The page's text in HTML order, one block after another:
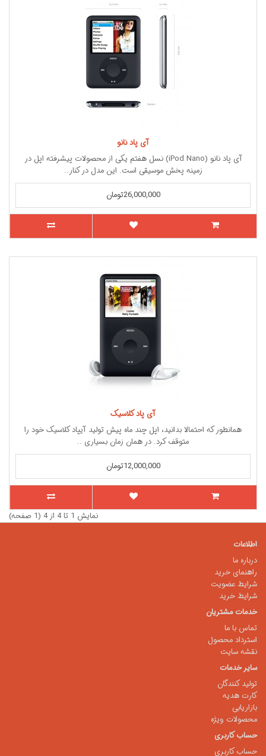
آی پاد نانو
آی پاد نانو (iPod Nano) نسل هفتم یکی از محصولات پیشرفته اپل در
زمینه پخش موسیقی است. این مدل در کنار..
26,000,000تومان
آی پاد کلاسیک
همانطور که احتمالا بدانید، اپل چند ماه پیش تولید آیپاد کلاسیک خود را
متوقف کرد. در همان زمان بسیاری ..
12,000,000تومان
نمایش 1 تا 4 از 4 (1 صفحه)
اطلاعات
درباره ما
راهنمای خرید
شرایط عضویت
شرایط خرید
خدمات مشتریان
تماس با ما
استرداد محصول
نقشه سایت
سایر خدمات
تولید کنندگان
کارت هدیه
بازاریابی
محصولات ویژه
حساب کاربری
حساب کاربری